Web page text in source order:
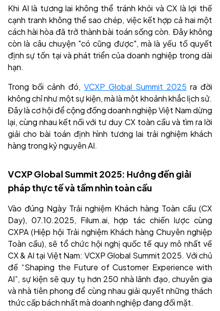
Khi AI là tương lai không thể tránh khỏi và CX là lợi thế
cạnh tranh không thể sao chép, việc kết hợp cả hai một
cách hài hòa đã trở thành bài toán sống còn. Đây không
còn là câu chuyện "có cũng được", mà là yếu tố quyết
định sự tồn tại và phát triển của doanh nghiệp trong dài
hạn.
Trong bối cảnh đó, VCXP Global Summit 2025 ra đời
không chỉ như một sự kiện, mà là một khoảnh khắc lịch sử.
Đây là cơ hội để cộng đồng doanh nghiệp Việt Nam dừng
lại, cùng nhau kết nối với tư duy CX toàn cầu và tìm ra lời
giải cho bài toán định hình tương lai trải nghiệm khách
hàng trong kỷ nguyên AI.
VCXP Global Summit 2025: Hướng đến giải
pháp thực tế và tầm nhìn toàn cầu
Vào đúng Ngày Trải nghiệm Khách hàng Toàn cầu (CX
Day), 07.10.2025, Filum.ai, hợp tác chiến lược cùng
CXPA (Hiệp hội Trải nghiệm Khách hàng Chuyên nghiệp
Toàn cầu), sẽ tổ chức hội nghị quốc tế quy mô nhất về
CX & AI tại Việt Nam: VCXP Global Summit 2025. Với chủ
đề “Shaping the Future of Customer Experience with
AI”, sự kiện sẽ quy tụ hơn 250 nhà lãnh đạo, chuyên gia
và nhà tiên phong để cùng nhau giải quyết những thách
thức cấp bách nhất mà doanh nghiệp đang đối mặt.